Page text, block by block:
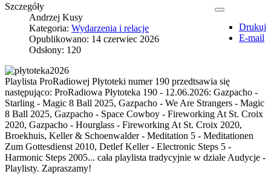
Drukuj
E-mail
Szczegóły
Andrzej Kusy
Kategoria: Wydarzenia i relacje
Opublikowano: 14 czerwiec 2026
Odsłony: 120
Playlista ProRadiowej Płytoteki numer 190 przedtsawia się
następująco: ProRadiowa Płytoteka 190 - 12.06.2026: Gazpacho -
Starling - Magic 8 Ball 2025, Gazpacho - We Are Strangers - Magic
8 Ball 2025, Gazpacho - Space Cowboy - Fireworking At St. Croix
2020, Gazpacho - Hourglass - Fireworking At St. Croix 2020,
Broekhuis, Keller & Schoenwalder - Meditation 5 - Meditationen
Zum Gottesdienst 2010, Detlef Keller - Electronic Steps 5 -
Harmonic Steps 2005... cała playlista tradycyjnie w dziale Audycje -
Playlisty. Zapraszamy!